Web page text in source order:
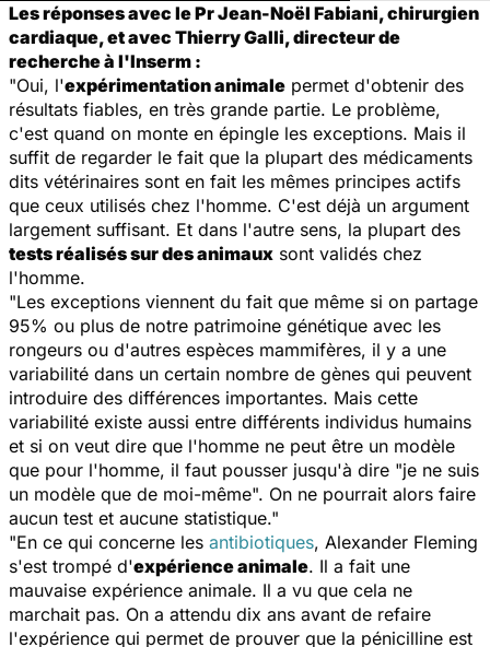
Les réponses avec le Pr Jean-Noël Fabiani, chirurgien
cardiaque, et avec Thierry Galli, directeur de
recherche à l'Inserm :
"Oui, l'expérimentation animale permet d'obtenir des
résultats fiables, en très grande partie. Le problème,
c'est quand on monte en épingle les exceptions. Mais il
suffit de regarder le fait que la plupart des médicaments
dits vétérinaires sont en fait les mêmes principes actifs
que ceux utilisés chez l'homme. C'est déjà un argument
largement suffisant. Et dans l'autre sens, la plupart des
tests réalisés sur des animaux sont validés chez
l'homme.
"Les exceptions viennent du fait que même si on partage
95% ou plus de notre patrimoine génétique avec les
rongeurs ou d'autres espèces mammifères, il y a une
variabilité dans un certain nombre de gènes qui peuvent
introduire des différences importantes. Mais cette
variabilité existe aussi entre différents individus humains
et si on veut dire que l'homme ne peut être un modèle
que pour l'homme, il faut pousser jusqu'à dire "je ne suis
un modèle que de moi-même". On ne pourrait alors faire
aucun test et aucune statistique."
"En ce qui concerne les antibiotiques, Alexander Fleming
s'est trompé d'expérience animale. Il a fait une
mauvaise expérience animale. Il a vu que cela ne
marchait pas. On a attendu dix ans avant de refaire
l'expérience qui permet de prouver que la pénicilline est